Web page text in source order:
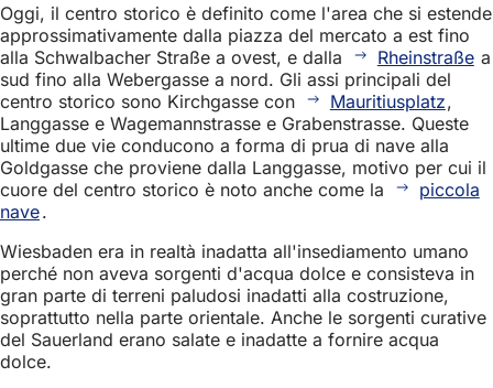
Oggi, il centro storico è definito come l'area che si estende
approssimativamente dalla piazza del mercato a est fino
alla Schwalbacher Straße a ovest, e dalla
Rheinstraße a
sud fino alla Webergasse a nord. Gli assi principali del
centro storico sono Kirchgasse con
Mauritiusplatz,
Langgasse e Wagemannstrasse e Grabenstrasse. Queste
ultime due vie conducono a forma di prua di nave alla
Goldgasse che proviene dalla Langgasse, motivo per cui il
cuore del centro storico è noto anche come la
piccola
nave.
Wiesbaden era in realtà inadatta all'insediamento umano
perché non aveva sorgenti d'acqua dolce e consisteva in
gran parte di terreni paludosi inadatti alla costruzione,
soprattutto nella parte orientale. Anche le sorgenti curative
del Sauerland erano salate e inadatte a fornire acqua
dolce.